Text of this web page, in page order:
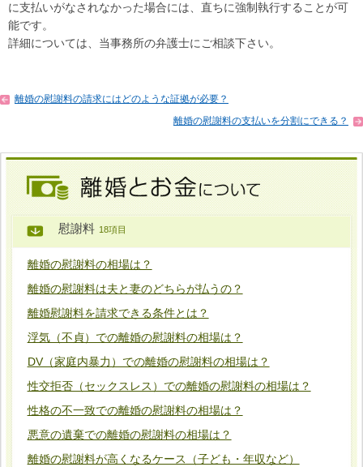
に支払いがなされなかった場合には、直ちに強制執行することが可
能です。
詳細については、当事務所の弁護士にご相談下さい。
離婚の慰謝料の請求にはどのような証拠が必要？
離婚の慰謝料の支払いを分割にできる？
慰謝料 18項目
離婚の慰謝料の相場は？
離婚の慰謝料は夫と妻のどちらが払うの？
離婚慰謝料を請求できる条件とは？
浮気（不貞）での離婚の慰謝料の相場は？
DV（家庭内暴力）での離婚の慰謝料の相場は？
性交拒否（セックスレス）での離婚の慰謝料の相場は？
性格の不一致での離婚の慰謝料の相場は？
悪意の遺棄での離婚の慰謝料の相場は？
離婚の慰謝料が高くなるケース（子ども・年収など）